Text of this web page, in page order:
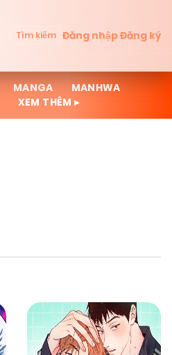
Tìm kiếm Đăng nhậpĐăng ký
MANGA
MANHWA
XEM THÊM ▸